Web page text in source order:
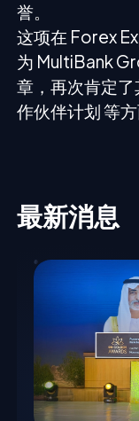
誉。
这项在 Forex
为 MultiBank
章，再次肯定
作伙伴计划 等
最新消息